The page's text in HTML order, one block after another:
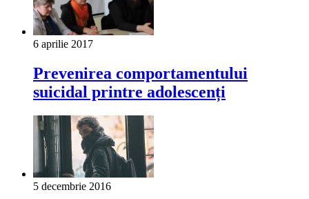
6 aprilie 2017
Prevenirea comportamentului
suicidal printre adolescenți
5 decembrie 2016